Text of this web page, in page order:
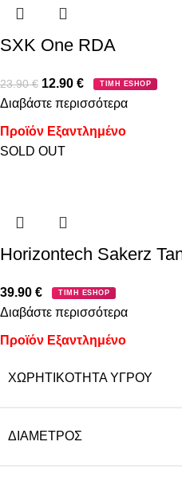
SXK One RDA
23.90€ 12.90 € ΤΙΜΗ ESHOP
Διαβάστε περισσότερα
Προϊόν Εξαντλημένο
SOLD OUT
Horizontech Sakerz
39.90 € ΤΙΜΗ ESHOP
Διαβάστε περισσότερα
Προϊόν Εξαντλημένο
ΧΩΡΗΤΙΚΌΤΗΤΑ ΥΓΡΟΎ
ΔΙΆΜΕΤΡΟΣ